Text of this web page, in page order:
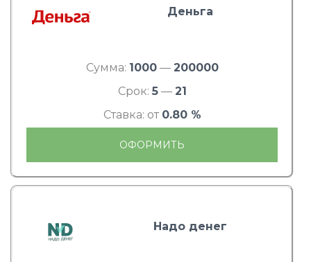
Деньга
Сумма: 1000— 200000
Срок: 5— 21
Ставка: от 0.80 %
ОФОРМИТЬ
Надо денег